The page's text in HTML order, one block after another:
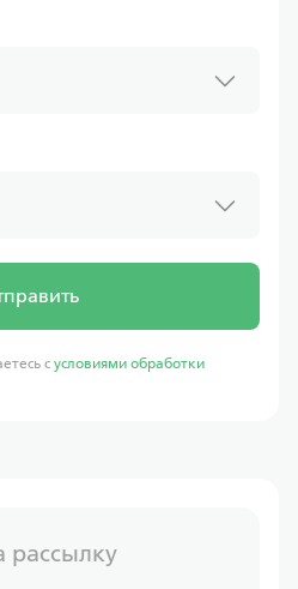
с условиями обработки
рассылку